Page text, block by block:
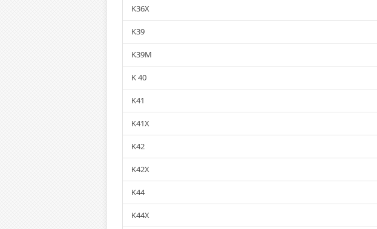
K36X
K39
K39M
K 40
K41
K41X
K42
K42X
K44
K44X